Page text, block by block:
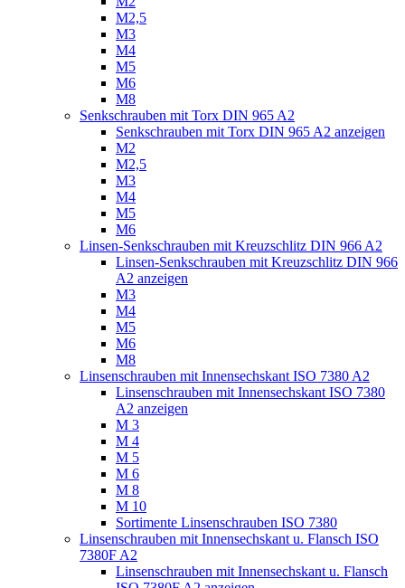
M2,5
M3
M4
M5
M6
M8
Senkschrauben mit Torx DIN 965 A2
Senkschrauben mit Torx DIN 965 A2 anzeigen
M2
M2,5
M3
M4
M5
M6
Linsen-Senkschrauben mit Kreuzschlitz DIN 966 A2
Linsen-Senkschrauben mit Kreuzschlitz DIN 966
A2 anzeigen
M3
M4
M5
M6
M8
Linsenschrauben mit Innensechskant ISO 7380 A2
Linsenschrauben mit Innensechskant ISO 7380
A2 anzeigen
M 3
M 4
M 5
M 6
M 8
M 10
Sortimente Linsenschrauben ISO 7380
Linsenschrauben mit Innensechskant u. Flansch ISO
7380F A2
Linsenschrauben mit Innensechskant u. Flansch